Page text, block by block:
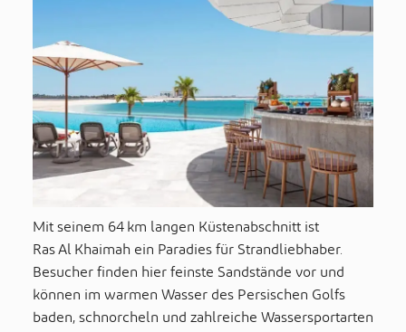
Mit seinem 64 km langen Küstenabschnitt ist
Ras Al Khaimah ein Paradies für Strandliebhaber.
Besucher finden hier feinste Sandstände vor und
können im warmen Wasser des Persischen Golfs
baden, schnorcheln und zahlreiche Wassersportarten